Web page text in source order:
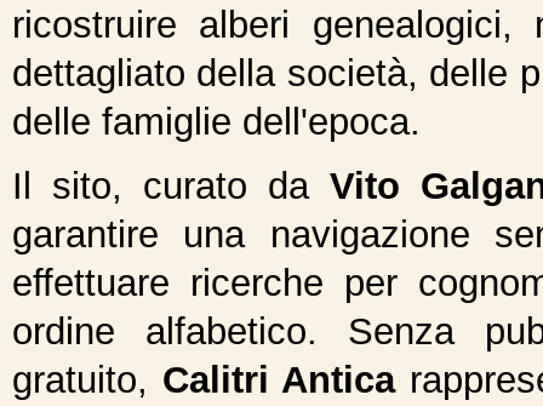
ricostruire alberi
dettagliato della società, delle
delle famiglie dell'epoca.
Il sito, curato da Vito
garantire una navigazione
effettuare ricerche per
ordine alfabetico. Senza
gratuito, Calitri Antica